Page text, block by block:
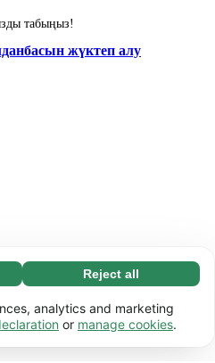
make our website usable
e.g. page navigation.
Reject all
analytics and marketing
or manage cookies.
табыңыз!
жүктеп алу